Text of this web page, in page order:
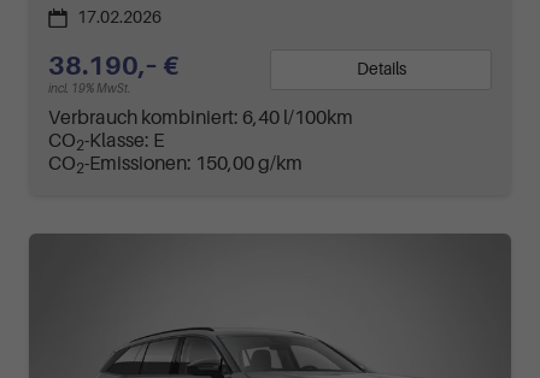
17.02.2026
38.190,– €
incl. 19% MwSt.
Details
Verbrauch kombiniert: 6,40 l/100km
CO2-Klasse: E
CO2-Emissionen: 150,00 g/km